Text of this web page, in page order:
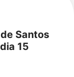
Santos
15